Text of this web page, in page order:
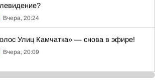
Вчера, 20:24
Улиц Камчатка» — снова в эфире!
Вчера, 20:09